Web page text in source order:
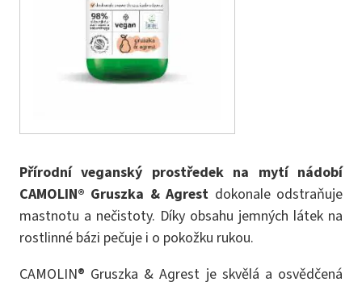
Přírodní veganský prostředek na mytí nádobí
CAMOLIN® Gruszka & Agrest dokonale odstraňuje
mastnotu a nečistoty. Díky obsahu jemných látek na
rostlinné bázi pečuje i o pokožku rukou.
CAMOLIN® Gruszka & Agrest je skvělá a osvědčená